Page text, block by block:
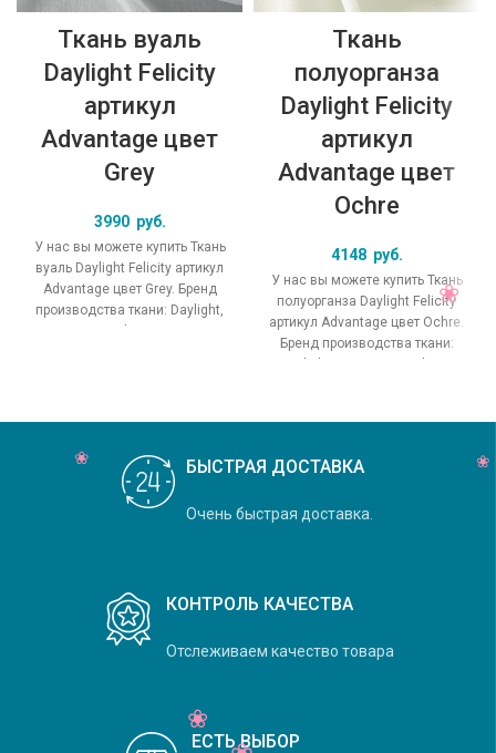
Ткань вуаль
Daylight Felicity
артикул
Advantage цвет
Grey
3990 руб.
У нас вы можете купить Ткань
вуаль Daylight Felicity артикул
Advantage цвет Grey. Бренд
производства ткани: Daylight,
коллекция Felicity, основной
Ткань
полуорганза
Daylight Felicity
артикул
Advantage цвет
Ochre
4148 руб.
У нас вы можете купить Ткань
полуорганза Daylight Felicity
артикул Advantage цвет Ochre.
Бренд производства ткани:
Daylight, коллекция Felicity,
БЫСТРАЯ ДОСТАВКА
Очень быстрая доставка.
КОНТРОЛЬ КАЧЕСТВА
Отслеживаем качество товара
ЕСТЬ ВЫБОР